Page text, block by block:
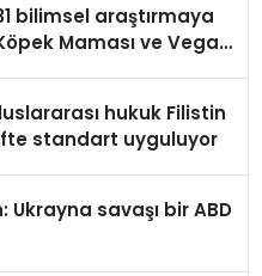
bilimsel araştırmaya
Maması ve Vegan
hukuk Filistin
standart uyguluyor
Ukrayna savaşı bir ABD